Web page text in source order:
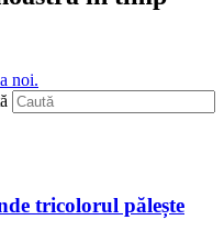
noi.
tricolorul pălește